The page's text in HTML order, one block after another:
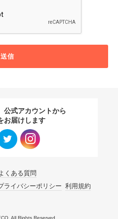
送信
公式アカウントから
お届けします
くある質問
ライバシーポリシー 利用規約
All Rights Reserved.